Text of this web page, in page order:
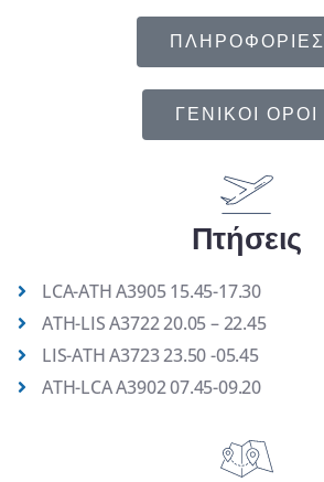
ΠΛΗΡΟΦΟΡΙΕΣ
ΓΕΝΙΚΟΙ ΟΡΟΙ
Πτήσεις
LCA-ATH A3905 15.45-17.30
ATH-LIS A3722 20.05 – 22.45
LIS-ATH A3723 23.50 -05.45
ATH-LCA A3902 07.45-09.20